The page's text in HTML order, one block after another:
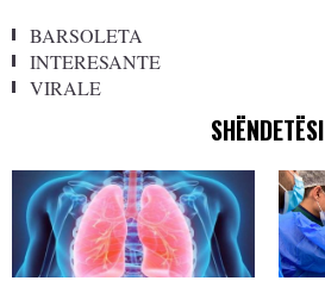
BARSOLETA
INTERESANTE
VIRALE
SHËNDETËSI